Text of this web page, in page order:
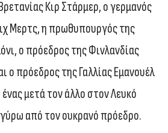
Κιρ Στάρμερ, ο γερμανός
Μερτς, η πρωθυπουργός της
ο πρόεδρος της Φινλανδίας
ο πρόεδρος της Γαλλίας Εμανουέλ
μετά τον άλλο στον Λευκό
από τον ουκρανό πρόεδρο.